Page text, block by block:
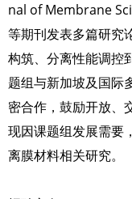
nal of Membrane
等期刊发表多篇研究
构筑、分离性能调控
题组与新加坡及国际
密合作，鼓励开放、
现因课题组发展需要
离膜材料相关研究。